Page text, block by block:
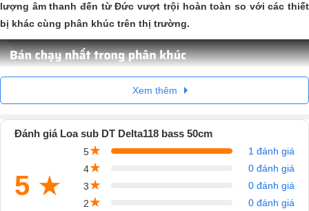
lượng âm thanh đến từ Đức vượt trội hoàn toàn so với các thiết
bị khác cùng phân khúc trên thị trường.
Xem thêm
Đánh giá Loa sub DT Delta118 bass 50cm
5 ★
5★
1 đánh giá
4★
0 đánh giá
3★
0 đánh giá
2★
0 đánh giá